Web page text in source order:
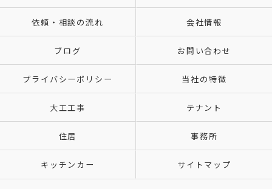
依頼・相談の流れ 会社情報
ブログ お問い合わせ
プライバシーポリシー 当社の特徴
大工工事 テナント
住居 事務所
キッチンカー サイトマップ